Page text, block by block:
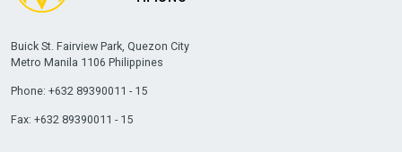
Buick St. Fairview Park, Quezon City
Metro Manila 1106 Philippines
Phone: +632 89390011 - 15
Fax: +632 89390011 - 15